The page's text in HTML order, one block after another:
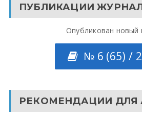
ПУБЛИКАЦИИ
Опубликован новый
№ 6 (65) /
РЕКОМЕНДАЦИИ ДЛЯ